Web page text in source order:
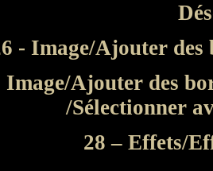
- Image/Ajouter
Image/Ajouter des
/Sélectionner
28 – Effets/